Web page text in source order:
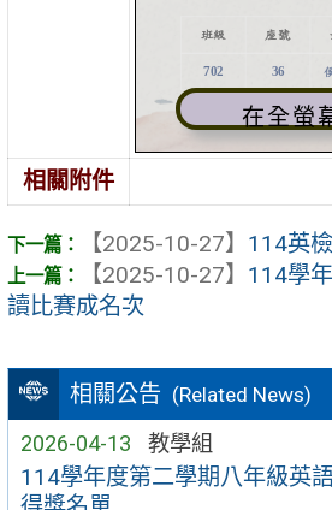
相關公告 (Related News)
2026-04-13 教學組
114學年度第二學期八年級英
在全螢
相關附件
【2025-10-27】 114英
【2025-10-27】 114學
讀比賽成名次